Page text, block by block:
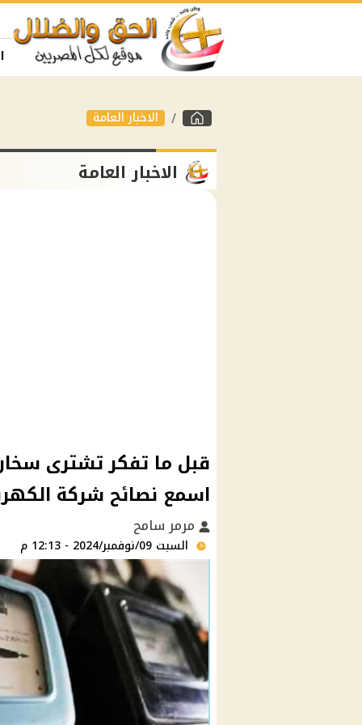
الاخبار العامة
الاخبار العامة
قبل ما تفكر تشترى
اسمع نصائح شركة
مرمر سامح
السبت 09/نوفمبر/2024 - 12:13 م